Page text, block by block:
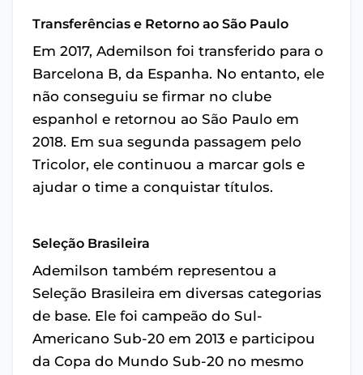
Transferências e Retorno ao São Paulo
Em 2017, Ademilson foi transferido para o
Barcelona B, da Espanha. No entanto, ele
não conseguiu se firmar no clube
espanhol e retornou ao São Paulo em
2018. Em sua segunda passagem pelo
Tricolor, ele continuou a marcar gols e
ajudar o time a conquistar títulos.
Seleção Brasileira
Ademilson também representou a
Seleção Brasileira em diversas categorias
de base. Ele foi campeão do Sul-
Americano Sub-20 em 2013 e participou
da Copa do Mundo Sub-20 no mesmo